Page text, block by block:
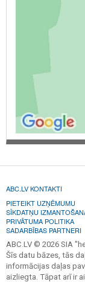
ABC.LV KONTAKTI
PIETEIKT UZŅĒMUMU
SĪKDATŅU
PRIVĀTUMA POLITIKA
SADARBĪBAS PARTNERI
ABC.LV © 2026 SIA
Šīs datu bāzes, tās
informācijas daļas
aizliegta. Tāpat arī ir